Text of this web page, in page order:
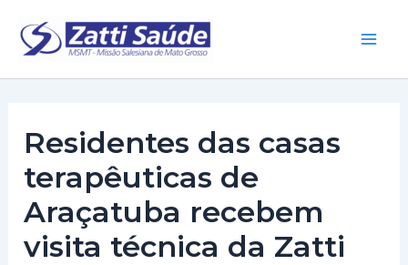
para
Residentes das casas
terapêuticas de
Araçatuba recebem
visita técnica da Zatti